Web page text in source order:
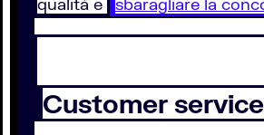
qualità e
sbaragliare la
Customer